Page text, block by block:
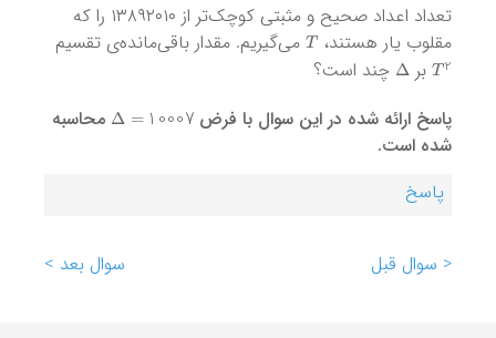
تعداد اعداد صحیح و مثبتی کوچک‌تر از ۱۳۸۹۲۰۱۰ را که
مقلوب یار هستند،T می‌گیریم. مقدار باقی‌مانده‌ی تقسیم
T2 بر Δچند است؟
پاسخ‌ ارائه شده در این سوال با فرض
Δ 10007
محاسبه
شده است.
پاسخ
< سوال قبل سوال بعد >